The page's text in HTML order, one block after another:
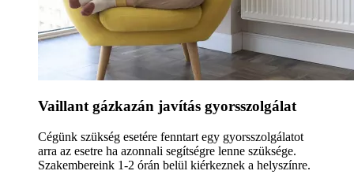
Vaillant gázkazán javítás gyorsszolgálat
Cégünk szükség esetére fenntart egy gyorsszolgálatot
arra az esetre ha azonnali segítségre lenne szüksége.
Szakembereink 1-2 órán belül kiérkeznek a helyszínre.